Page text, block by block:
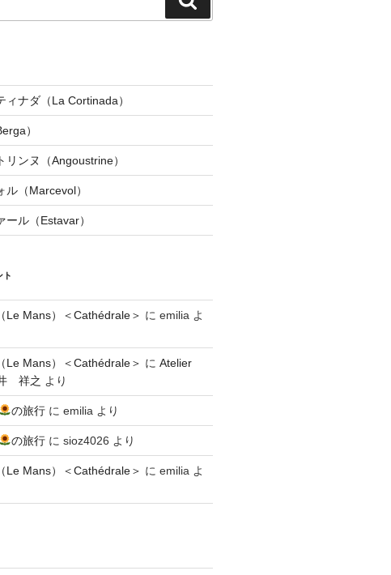
索
ィナダ（La Cortinada）
）
リンヌ（Angoustrine）
ル（Marcevol）
ール（Estavar）
ト
Le Mans）＜Cathédrale＞ に emilia よ
Le Mans）＜Cathédrale＞ に Atelier
祥之 より
の旅行に emilia より
の旅行に sioz4026 より
Le Mans）＜Cathédrale＞ に emilia よ